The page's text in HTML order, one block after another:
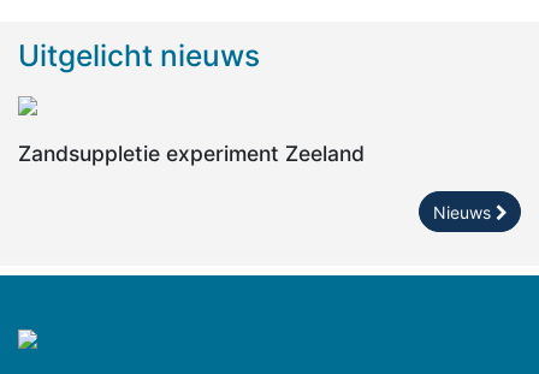
Uitgelicht nieuws
Zandsuppletie experiment Zeeland
Nieuws